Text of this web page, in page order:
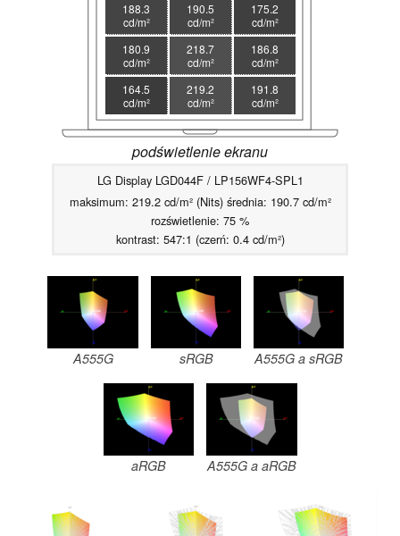
188.3
cd/m²
190.5
cd/m²
175.2
cd/m²
180.9
cd/m²
218.7
cd/m²
186.8
cd/m²
164.5
cd/m²
219.2
cd/m²
191.8
cd/m²
podświetlenie ekranu
LG Display LGD044F / LP156WF4-SPL1
maksimum: 219.2 cd/m² (Nits) średnia: 190.7 cd/m²
rozświetlenie: 75 %
kontrast: 547:1 (czerń: 0.4 cd/m²)
A555G sRGB A555G a sRGB
aRGB A555G a aRGB